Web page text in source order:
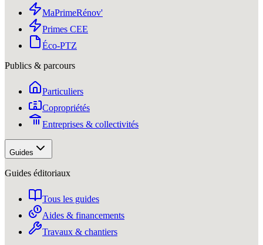
MaPrimeRénov'
Primes CEE
Éco-PTZ
Publics & parcours
Particuliers
Copropriétés
Entreprises & collectivités
Guides
Guides éditoriaux
Tous les guides
Aides & financements
Travaux & chantiers